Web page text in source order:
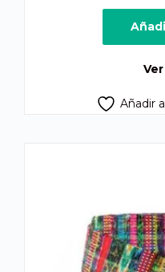
Añadir